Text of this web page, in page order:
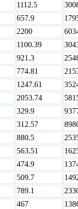
1112.5
657.9
2200
1100.39
921.3
774.81
1247.61
2053.74
329.9
312.57
880.5
563.51
474.9
509.7
789.1
467